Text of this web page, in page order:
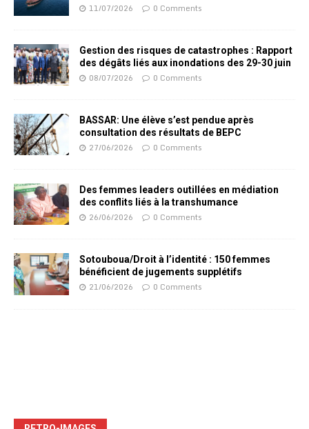
11/07/2026 0 Comments
Gestion des risques de catastrophes : Rapport
des dégâts liés aux inondations des 29-30 juin
08/07/2026 0 Comments
BASSAR: Une élève s’est pendue après
consultation des résultats de BEPC
27/06/2026 0 Comments
Des femmes leaders outillées en médiation
des conflits liés à la transhumance
26/06/2026 0 Comments
Sotouboua/Droit à l’identité : 150 femmes
bénéficient de jugements supplétifs
21/06/2026 0 Comments